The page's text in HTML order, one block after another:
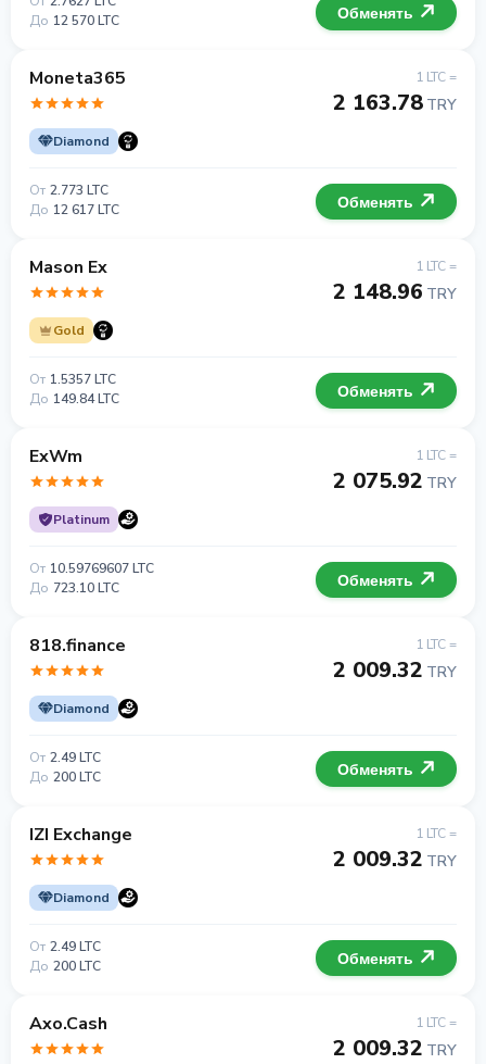
До 12 570 LTC Обменять
Moneta365
Diamond
1 LTC =
2 163.78 TRY
От 2.773 LTC
До 12 617 LTC Обменять
Mason Ex
Gold
1 LTC =
2 148.96 TRY
От 1.5357 LTC
До 149.84 LTC Обменять
ExWm
Platinum
1 LTC =
2 075.92 TRY
От 10.59769607 LTC
До 723.10 LTC Обменять
818.finance
Diamond
1 LTC =
2 009.32 TRY
От 2.49 LTC
До 200 LTC Обменять
IZI Exchange
Diamond
1 LTC =
2 009.32 TRY
От 2.49 LTC
До 200 LTC Обменять
Axo.Cash 1 LTC =
2 009.32 TRY